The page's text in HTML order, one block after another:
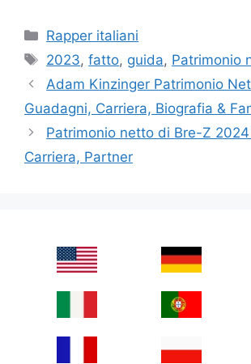
Categories
Rapper italiani
Tags
2023,fatto, guida, Patrimonio
Adam Kinzinger Patrimonio
Guadagni, Carriera, Biografia &
Patrimonio netto di Bre-Z
Carriera, Partner